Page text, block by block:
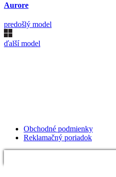
Aurore
predošlý model
ďalší model
Obchodné podmienky
Reklamačný poriadok